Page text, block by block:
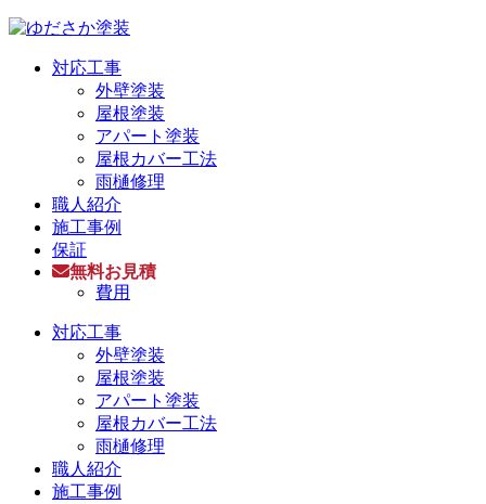
対応工事
外壁塗装
屋根塗装
アパート塗装
屋根カバー工法
雨樋修理
職人紹介
施工事例
保証
無料お見積
費用
対応工事
外壁塗装
屋根塗装
アパート塗装
屋根カバー工法
雨樋修理
職人紹介
施工事例